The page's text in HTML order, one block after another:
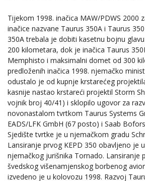
Tijekom 1998. inačica MAW/PDWS 2000
inačice nazvane Taurus 350A i Taurus
350A trebala je dobiti kasetnu bojnu
200 kilometara, dok je inačica Taurus
Memphisto i maksimalni domet od 300
predloženih inačica 1998. njemačko
odustalo je od kupnje krstarećeg
kasnije nastao krstareći projektil Storm
vojnik broj 40/41) i sklopilo ugovor za
novonastalom tvrtkom Taurus Systems
EADS/LFK GmbH (67 posto) i Saab
Sjedište tvrtke je u njemačkom gradu
Lansiranje prvog KEPD 350 obavljeno je
njemačkog jurišnika Tornado. Lansiranje
švedskog višenamjenskog borbenog
izvedeno je u kolovozu 1998. Razvoj